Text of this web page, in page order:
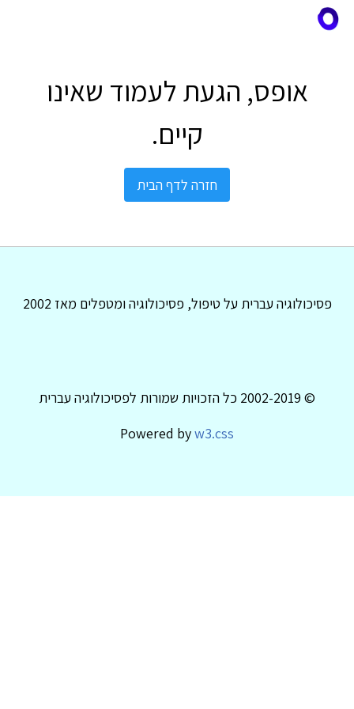
אופס, הגעת לעמוד שאינו
קיים.
חזרה לדף הבית
פסיכולוגיה עברית על טיפול, פסיכולוגיה ומטפלים מאז 2002
© 2002-2019 כל הזכויות שמורות לפסיכולוגיה עברית
Powered byw3.css